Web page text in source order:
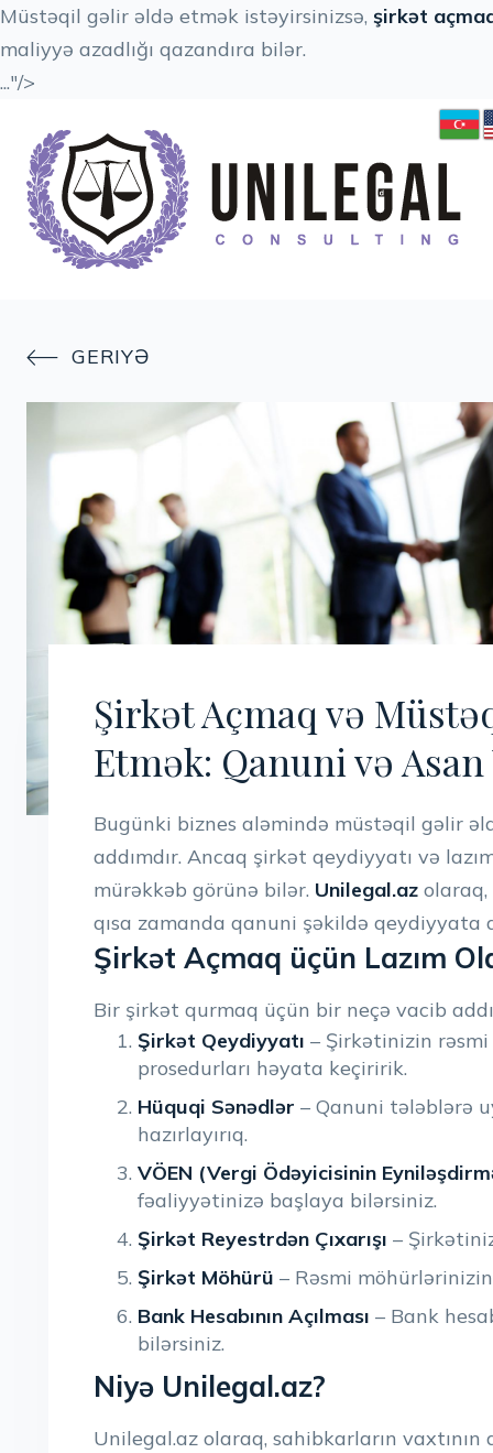
Müstəqil gəlir əldə etmək istəyirsinizsə, şirkət
maliyyə azadlığı qazandıra bilər.
..."/>
 GERIYƏ
Şirkət Açmaq və
Etmək: Qanuni və
Bugünki biznes aləmində müstəqil gəlir
addımdır. Ancaq şirkət qeydiyyatı və
mürəkkəb görünə bilər. Unilegal.az
qısa zamanda qanuni şəkildə qeydiyyata
Şirkət Açmaq üçün Lazım
Bir şirkət qurmaq üçün bir neçə vacib
Şirkət Qeydiyyatı – Şirkətinizin
prosedurları həyata keçiririk.
Hüquqi Sənədlər – Qanuni tələblərə
hazırlayırıq.
VÖEN (Vergi Ödəyicisinin
fəaliyyətinizə başlaya bilərsiniz.
Şirkət Reyestrdən Çıxarışı –
Şirkət Möhürü – Rəsmi
Bank Hesabının Açılması – Bank
bilərsiniz.
Niyə Unilegal.az?
Unilegal.az olaraq, sahibkarların